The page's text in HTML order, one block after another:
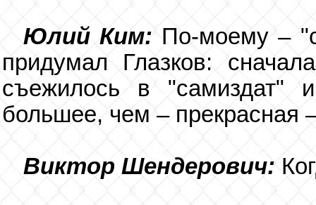
Юлий Ким: По-моему –
придумал Глазков:
съежилось в "самиздат"
большее, чем – прекрасная
Виктор Шендерович: